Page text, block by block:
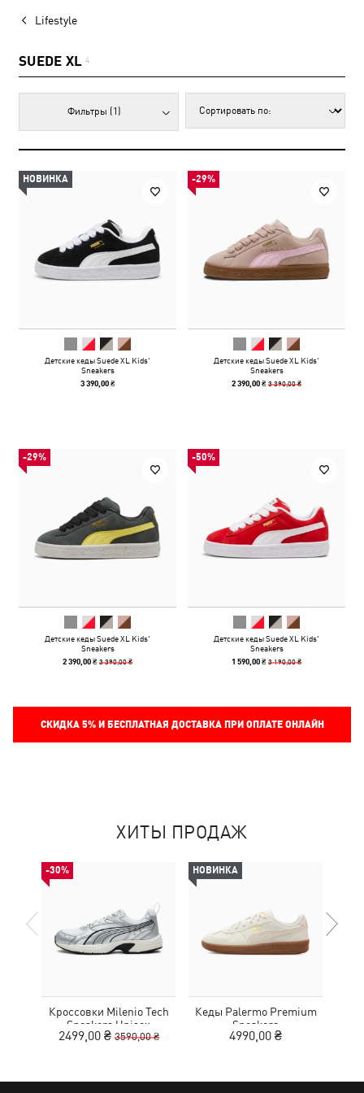
Lifestyle
SUEDE XL 4
Фильтры (1)
НОВИНКА
Детские кеды Suede XL Kids'
Sneakers
3 390,00 ₴
-29%
Детские кеды Suede XL Kids'
Sneakers
2 390,00 ₴3 390,00 ₴
-29%
Детские кеды Suede XL Kids'
Sneakers
2 390,00 ₴3 390,00 ₴
-50%
Детские кеды Suede XL Kids'
Sneakers
1 590,00 ₴3 190,00 ₴
СКИДКА 5%И БЕСПЛАТНАЯ ДОСТАВКА ПРИ ОПЛАТЕ ОНЛАЙН
ХИТЫ ПРОДАЖ
-30%
Кроссовки Milenio Tech
Sneakers Unisex
2499,00 ₴ 3590,00 ₴
НОВИНКА
Кеды Palermo Premium
Sneakers
4990,00 ₴